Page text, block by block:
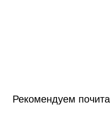
Рекомендуем